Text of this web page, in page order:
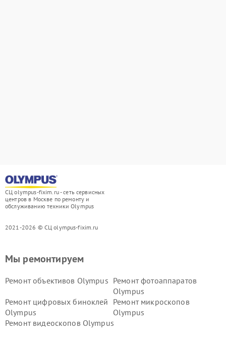
СЦ olympus-fixim.ru - сеть сервисных
центров в Москве по ремонту и
обслуживанию техники Olympus
2021-2026 © СЦ olympus-fixim.ru
Мы ремонтируем
Ремонт объективов Olympus Ремонт фотоаппаратов
Olympus
Ремонт цифровых биноклей
Olympus
Ремонт микроскопов
Olympus
Ремонт видеоскопов Olympus